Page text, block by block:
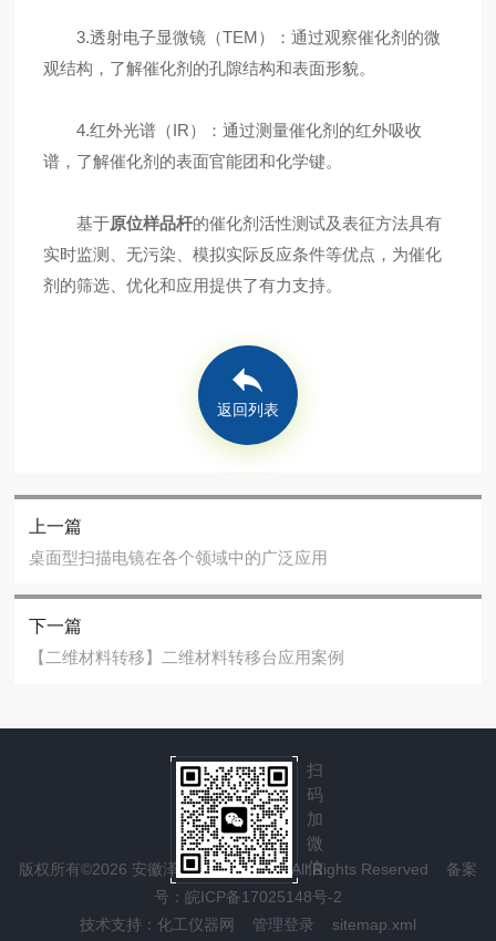
3.透射电子显微镜（TEM）：通过观察催化剂的微
观结构，了解催化剂的孔隙结构和表面形貌。
4.红外光谱（IR）：通过测量催化剂的红外吸收
谱，了解催化剂的表面官能团和化学键。
基于原位样品杆的催化剂活性测试及表征方法具有
实时监测、无污染、模拟实际反应条件等优点，为催化
剂的筛选、优化和应用提供了有力支持。
返回列表
上一篇
桌面型扫描电镜在各个领域中的广泛应用
下一篇
【二维材料转移】二维材料转移台应用案例
版权所有©2026 安徽泽攸科技有限公司 All Rights Reserved 备案
号：皖ICP备17025148号-2
技术支持： 化工仪器网 管理登录 sitemap.xml
扫
码
加
微
信